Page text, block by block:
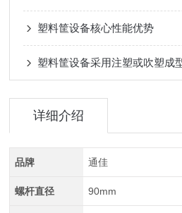
塑料筐设备核心性能优势
塑料筐设备采用注塑或吹塑成
详细介绍
品牌 通佳
螺杆直径 90mm